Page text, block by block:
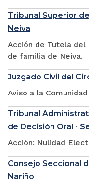
Tribunal Superior
Neiva
Acción de Tutela del
de familia de Neiva.
Juzgado Civil del
Aviso a la Comunidad
Tribunal
de Decisión Oral -
Acción: Nulidad
Consejo Seccional
Nariño